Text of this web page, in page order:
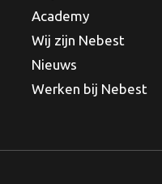
Academy
Wij zijn Nebest
Nieuws
Werken bij Nebest